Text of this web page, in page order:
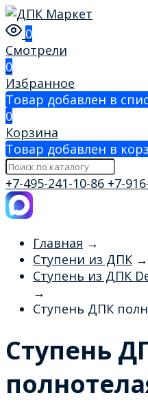
0
Смотрели
0
Избранное
Товар добавлен в
0
Корзина
Товар добавлен в
+7-495-241-10-86 +7-
Главная →
Ступени из ДПК →
Ступень из ДПК
→
Ступень ДПК
Ступень